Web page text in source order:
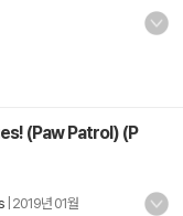
(Paw Patrol) (P
2019년 01월